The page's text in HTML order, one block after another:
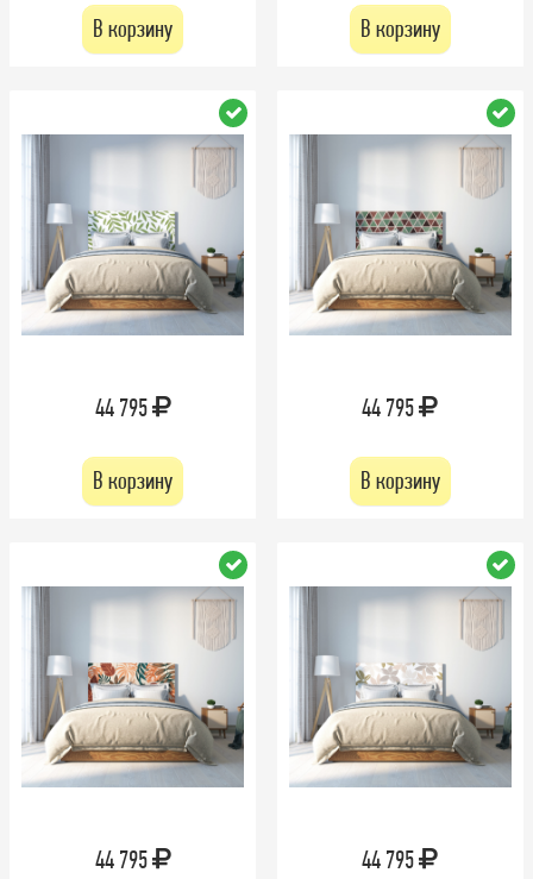
В корзину В корзину
44 795
В корзину
44 795
В корзину
44 795 44 795